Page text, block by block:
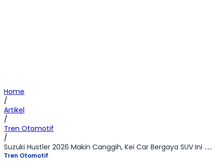
Home
/
Artikel
/
Tren Otomotif
/
Suzuki Hustler 2026 Makin Canggih, Kei Car Bergaya SUV Ini Dibekali Fitur Premium
Tren Otomotif